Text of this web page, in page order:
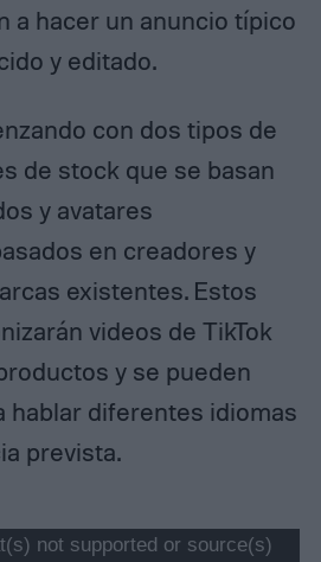
a hacer un anuncio típico
y editado.
con dos tipos de
de stock que se basan
y avatares
en creadores y
existentes. Estos
videos de TikTok
y se pueden
hablar diferentes idiomas
prevista.
not supported or source(s)